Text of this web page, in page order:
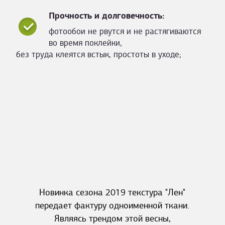
Прочность и долговечность:
фотообои не рвутся и не растягиваются
во время поклейки,
без труда клеятся встык, простоты в уходе;
Новинка сезона 2019 текстура "Лен"
передает фактуру одноименной ткани.
Являясь трендом этой весны,